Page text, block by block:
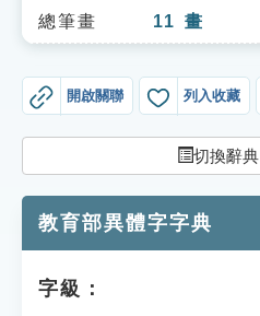
單字索引
貓頭鷹博士
總筆畫 11 畫
開啟關聯 列入收藏
切換辭典
教育部異體字字典
字級：